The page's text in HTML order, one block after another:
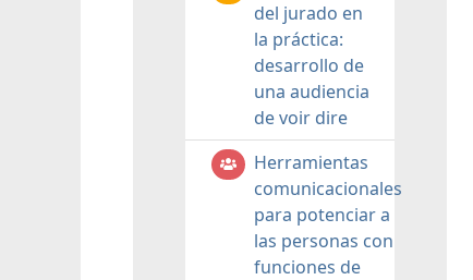
del jurado en
la práctica:
desarrollo de
una audiencia
de voir dire
Herramientas
comunicacionales
para potenciar a
las personas con
funciones de